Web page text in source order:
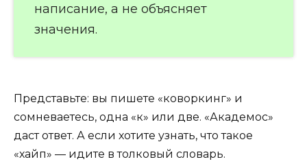
написание, а не объясняет
значения.
Представьте: вы пишете «коворкинг» и
сомневаетесь, одна «к» или две. «Академос»
даст ответ. А если хотите узнать, что такое
«хайп» — идите в толковый словарь.